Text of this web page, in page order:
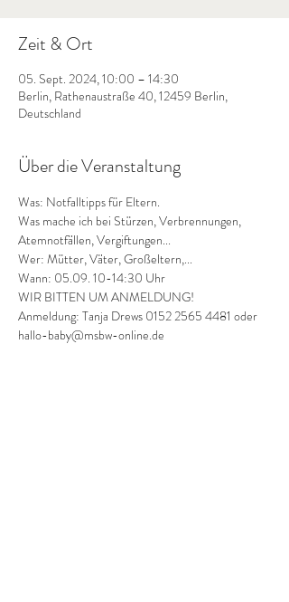
Zeit & Ort
05. Sept. 2024, 10:00 – 14:30
Berlin, Rathenaustraße 40, 12459 Berlin,
Deutschland
Über die Veranstaltung
Was: Notfalltipps für Eltern.
Was mache ich bei Stürzen, Verbrennungen,
Atemnotfällen, Vergiftungen...
Wer: Mütter, Väter, Großeltern,...
Wann: 05.09. 10-14:30 Uhr
WIR BITTEN UM ANMELDUNG!
Anmeldung: Tanja Drews 0152 2565 4481 oder
hallo-baby@msbw-online.de